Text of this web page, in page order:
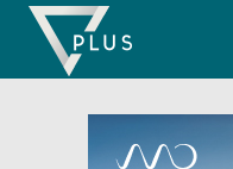
Skip
content